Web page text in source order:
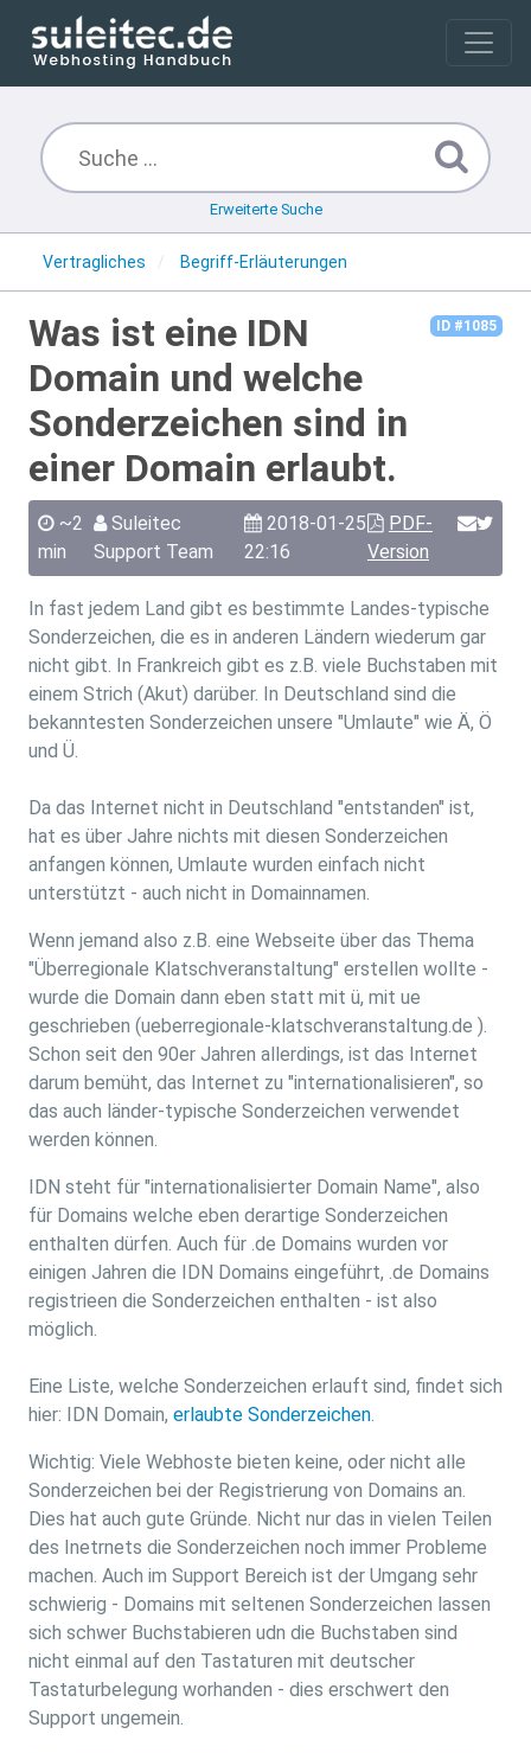
Erweiterte Suche
Vertragliches Begriff-Erläuterungen
ID #1085
Was ist eine IDN
Domain und welche
Sonderzeichen sind in
einer Domain erlaubt.
~2
min
Suleitec
Support Team
2018-01-25
22:16
PDF-
Version
In fast jedem Land gibt es bestimmte Landes-typische
Sonderzeichen, die es in anderen Ländern wiederum gar
nicht gibt. In Frankreich gibt es z.B. viele Buchstaben mit
einem Strich (Akut) darüber. In Deutschland sind die
bekanntesten Sonderzeichen unsere "Umlaute" wie Ä, Ö
und Ü.
Da das Internet nicht in Deutschland "entstanden" ist,
hat es über Jahre nichts mit diesen Sonderzeichen
anfangen können, Umlaute wurden einfach nicht
unterstützt - auch nicht in Domainnamen.
Wenn jemand also z.B. eine Webseite über das Thema
"Überregionale Klatschveranstaltung" erstellen wollte -
wurde die Domain dann eben statt mit ü, mit ue
geschrieben (ueberregionale-klatschveranstaltung.de ).
Schon seit den 90er Jahren allerdings, ist das Internet
darum bemüht, das Internet zu "internationalisieren", so
das auch länder-typische Sonderzeichen verwendet
werden können.
IDN steht für "internationalisierter Domain Name", also
für Domains welche eben derartige Sonderzeichen
enthalten dürfen. Auch für .de Domains wurden vor
einigen Jahren die IDN Domains eingeführt, .de Domains
registrieen die Sonderzeichen enthalten - ist also
möglich.
Eine Liste, welche Sonderzeichen erlauft sind, findet sich
hier: IDN Domain, erlaubte Sonderzeichen.
Wichtig: Viele Webhoste bieten keine, oder nicht alle
Sonderzeichen bei der Registrierung von Domains an.
Dies hat auch gute Gründe. Nicht nur das in vielen Teilen
des Inetrnets die Sonderzeichen noch immer Probleme
machen. Auch im Support Bereich ist der Umgang sehr
schwierig - Domains mit seltenen Sonderzeichen lassen
sich schwer Buchstabieren udn die Buchstaben sind
nicht einmal auf den Tastaturen mit deutscher
Tastaturbelegung worhanden - dies erschwert den
Support ungemein.